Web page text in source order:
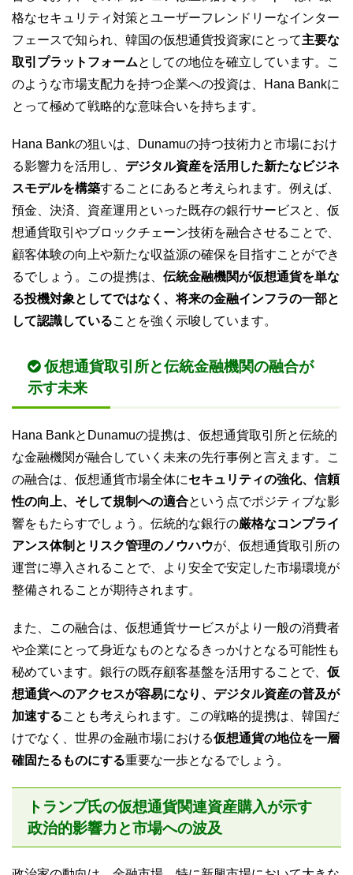
格なセキュリティ対策とユーザーフレンドリーなインター
フェースで知られ、韓国の仮想通貨投資家にとって主要な
取引プラットフォームとしての地位を確立しています。こ
のような市場支配力を持つ企業への投資は、Hana Bankに
とって極めて戦略的な意味合いを持ちます。
Hana Bankの狙いは、Dunamuの持つ技術力と市場におけ
る影響力を活用し、 デジタル資産を活用した新たなビジネ
スモデルを構築することにあると考えられます。例えば、
預金、決済、資産運用といった既存の銀行サービスと、仮
想通貨取引やブロックチェーン技術を融合させることで、
顧客体験の向上や新たな収益源の確保を目指すことができ
るでしょう。この提携は、 伝統金融機関が仮想通貨を単な
る投機対象としてではなく、将来の金融インフラの一部と
して認識していることを強く示唆しています。
仮想通貨取引所と伝統金融機関の融合が
示す未来
Hana BankとDunamuの提携は、仮想通貨取引所と伝統的
な金融機関が融合していく未来の先行事例と言えます。こ
の融合は、仮想通貨市場全体にセキュリティの強化、信頼
性の向上、そして規制への適合という点でポジティブな影
響をもたらすでしょう。伝統的な銀行の厳格なコンプライ
アンス体制とリスク管理のノウハウが、仮想通貨取引所の
運営に導入されることで、より安全で安定した市場環境が
整備されることが期待されます。
また、この融合は、仮想通貨サービスがより一般の消費者
や企業にとって身近なものとなるきっかけとなる可能性も
秘めています。銀行の既存顧客基盤を活用することで、 仮
想通貨へのアクセスが容易になり、デジタル資産の普及が
加速することも考えられます。この戦略的提携は、韓国だ
けでなく、世界の金融市場における仮想通貨の地位を一層
確固たるものにする重要な一歩となるでしょう。
トランプ氏の仮想通貨関連資産購入が示す
政治的影響力と市場への波及